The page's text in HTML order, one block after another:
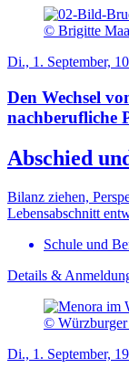
© Brigitte
Di., 1. September,
Den Wechsel
nachberufliche
Abschied
Bilanz ziehen,
Lebensabschnitt
Schule und
Details &
©
Di., 1. September,